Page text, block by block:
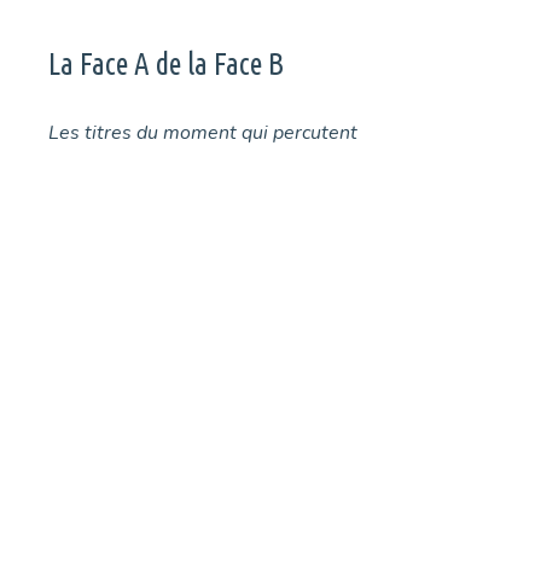
La Face A de la Face B
Les titres du moment qui percutent